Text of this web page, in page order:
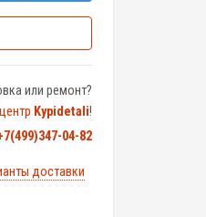
или ремонт?
Kypidetali!
04-82
доставки